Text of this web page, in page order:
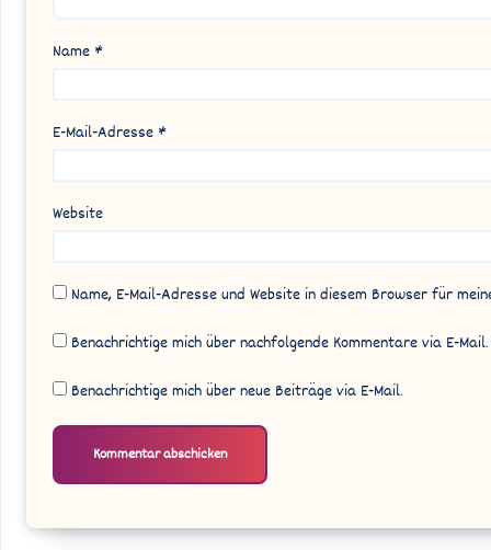
Name *
E-Mail-Adresse *
Website
Name, E-Mail-Adresse und Website in diesem Browser für
Benachrichtige mich über nachfolgende Kommentare via E-Mail.
Benachrichtige mich über neue Beiträge via E-Mail.